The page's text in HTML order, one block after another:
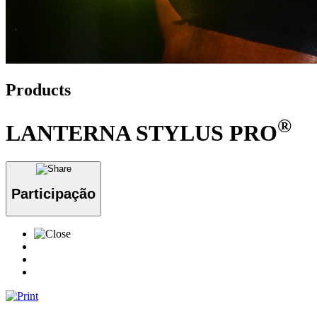
Products
LANTERNA STYLUS PRO®
Participação